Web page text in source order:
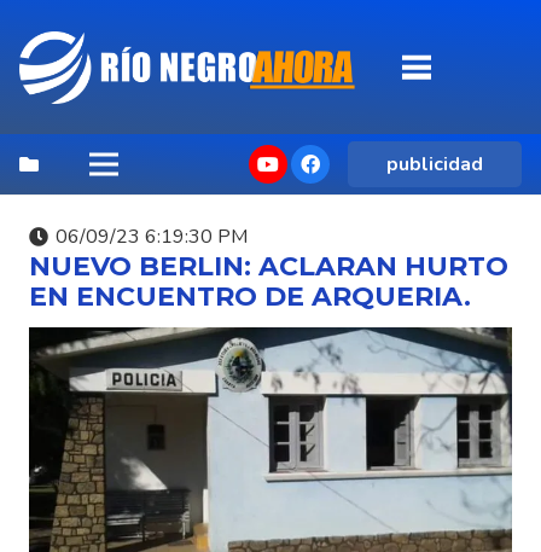
publicidad
06/09/23 6:19:30 PM
NUEVO BERLIN: ACLARAN HURTO
EN ENCUENTRO DE ARQUERIA.